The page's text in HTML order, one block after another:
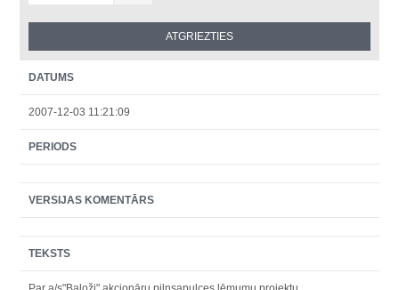
DATUMS
2007-12-03 11:21:09
PERIODS
VERSIJAS KOMENTĀRS
TEKSTS